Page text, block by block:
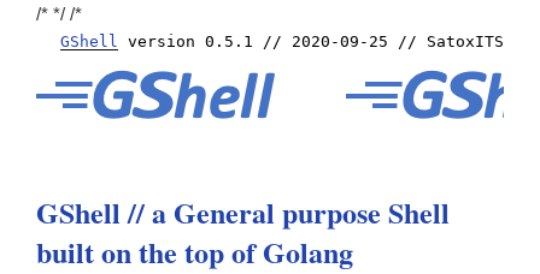
/* */ /*
GShell version 0.5.1 // 2020-09-25 // SatoxITS
GShell // a General purpose Shell
built on the top of Golang